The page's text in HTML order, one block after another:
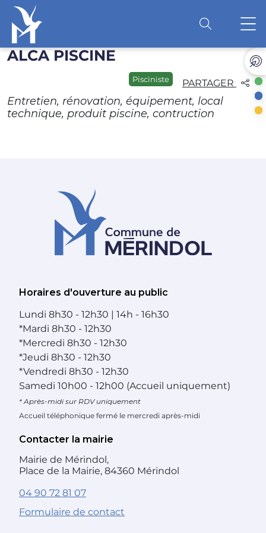
Accéder au contenu
ALCA PISCINE
Pisciniste PARTAGER
Entretien, rénovation, équipement, local
technique, produit piscine, contruction
Horaires d'ouverture au public
Lundi 8h30 - 12h30 | 14h - 16h30
*Mardi 8h30 - 12h30
*Mercredi 8h30 - 12h30
*Jeudi 8h30 - 12h30
*Vendredi 8h30 - 12h30
Samedi 10h00 - 12h00 (Accueil uniquement)
* Après-midi sur RDV uniquement
Accueil téléphonique fermé le mercredi après-midi
Contacter la mairie
Mairie de Mérindol,
Place de la Mairie, 84360 Mérindol
04 90 72 81 07
Formulaire de contact